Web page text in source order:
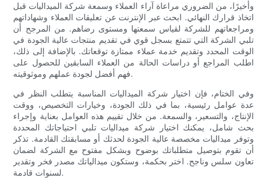
وأخيرًا، من الضروري مراعاة آراء العملاء وسمعة شركة الميداليات قبل
اتخاذ قرارك النهائي. ابحث عبر الإنترنت عن تعليقات العملاء وشهاداتهم
ومراجعاتهم للشركة لقياس سمعتها ومستوى رضاهم. من المرجح أن
تلبي الشركة التي تتمتع بسجل قوي في تقديم منتجات عالية الجودة في
الوقت المحدد وتقديم خدمة عملاء ممتازة توقعاتك. بالإضافة إلى ذلك،
اطلب المراجع أو دراسات الحالة من العملاء السابقين للحصول على
فهم أفضل لجودة عملهم وموثوقيته.
وفي الختام، فإن اختيار شركة الميداليات المناسبة يتطلب النظر في
عدة عوامل رئيسية، بما في ذلك الجودة، وخيارات التخصيص، ووقت
الإنتاج، والتسعير، والسمعة. من خلال تقييم هذه العوامل بعناية وإجراء
بحث شامل، يمكنك اختيار شركة ميداليات تلبي احتياجاتك المحددة
وتوفر ميداليات مخصصة عالية الجودة لحدثك أو مسابقتك القادمة. تذكر
أن تقوم بتوصيل متطلباتك بوضوح وبشكل مفتوح مع الشركة لضمان
تعاون سلس وناجح. اختر بحكمة، وستكون ميدالياتك مصدر فخر وتقدير
لسنوات قادمة.